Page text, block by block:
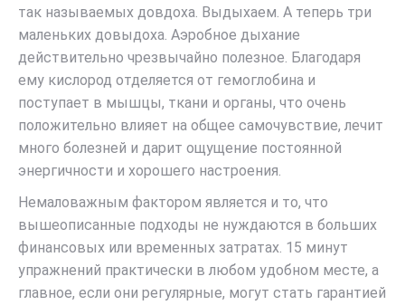
так называемых довдоха. Выдыхаем. А теперь три
маленьких довыдоха. Аэробное дыхание
действительно чрезвычайно полезное. Благодаря
ему кислород отделяется от гемоглобина и
поступает в мышцы, ткани и органы, что очень
положительно влияет на общее самочувствие, лечит
много болезней и дарит ощущение постоянной
энергичности и хорошего настроения.
Немаловажным фактором является и то, что
вышеописанные подходы не нуждаются в больших
финансовых или временных затратах. 15 минут
упражнений практически в любом удобном месте, а
главное, если они регулярные, могут стать гарантией